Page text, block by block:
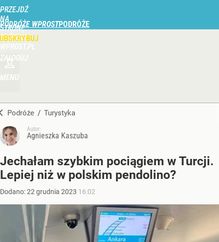
PRZEJDŹ
NA
STRONĘ
GŁÓWNĄ
PODRÓŻE WPROST
ZALOGUJ
MENU
Podróże / Turystyka
Autor:
Agnieszka Kaszuba
Jechałam szybkim pociągiem w Turcji.
Lepiej niż w polskim pendolino?
Dodano:22 grudnia 2023 16:02